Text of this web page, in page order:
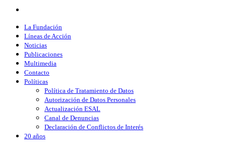
La Fundación
Líneas de Acción
Noticias
Publicaciones
Multimedia
Contacto
Políticas
Política de Tratamiento de Datos
Autorización de Datos Personales
Actualización ESAL
Canal de Denuncias
Declaración de Conflictos de Interés
20 años